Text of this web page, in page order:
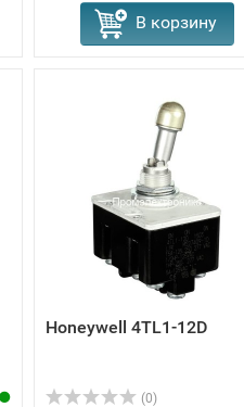
В корзину
Honeywell 4TL1-12D
(0)